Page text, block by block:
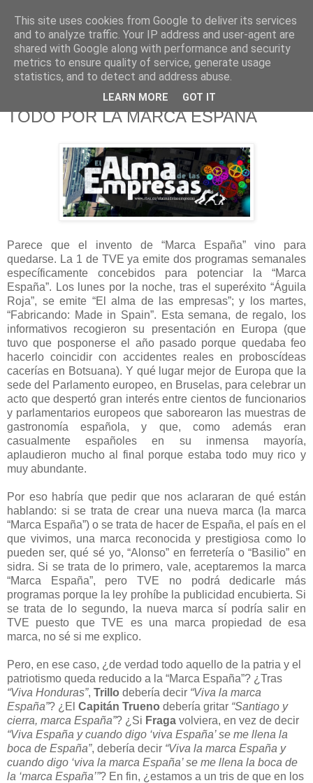
625 RANAS
LA TELEVISIÓN DESDE EL PUNTO DE VISTA BATRACIO
TODO POR LA MARCA ESPAÑA
Parece que el invento de “Marca España” vino para
quedarse. La 1 de TVE ya emite dos programas semanales
específicamente concebidos para potenciar la “Marca
España”. Los lunes por la noche, tras el superéxito “Águila
Roja”, se emite “El alma de las empresas”; y los martes,
“Fabricando: Made in Spain”. Esta semana, de regalo, los
informativos recogieron su presentación en Europa (que
tuvo que posponerse el año pasado porque quedaba feo
hacerlo coincidir con accidentes reales en proboscídeas
cacerías en Botsuana). Y qué lugar mejor de Europa que la
sede del Parlamento europeo, en Bruselas, para celebrar un
acto que despertó gran interés entre cientos de funcionarios
y parlamentarios europeos que saborearon las muestras de
gastronomía española, y que, como además eran
casualmente españoles en su inmensa mayoría,
aplaudieron mucho al final porque estaba todo muy rico y
muy abundante.
Por eso habría que pedir que nos aclararan de qué están
hablando: si se trata de crear una nueva marca (la marca
“Marca España”) o se trata de hacer de España, el país en el
que vivimos, una marca reconocida y prestigiosa como lo
pueden ser, qué sé yo, “Alonso” en ferretería o “Basilio” en
sidra. Si se trata de lo primero, vale, aceptaremos la marca
“Marca España”, pero TVE no podrá dedicarle más
programas porque la ley prohíbe la publicidad encubierta. Si
se trata de lo segundo, la nueva marca sí podría salir en
TVE puesto que TVE es una marca propiedad de esa
marca, no sé si me explico.
Pero, en ese caso, ¿de verdad todo aquello de la patria y el
patriotismo queda reducido a la “Marca España”? ¿Tras
“Viva Honduras”, Trillo debería decir “Viva la marca
España”? ¿El Capitán Trueno debería gritar “Santiago y
cierra, marca España”? ¿Si Fraga volviera, en vez de decir
“Viva España y cuando digo ‘viva España’ se me llena la
boca de España”, debería decir “Viva la marca España y
cuando digo ‘viva la marca España’ se me llena la boca de
la ‘marca España’”? En fin, ¿estamos a un tris de que en los
This site uses cookies from Google to deliver its services
and to analyze traffic. Your IP address and user-agent are
shared with Google along with performance and security
metrics to ensure quality of service, generate usage
statistics, and to detect and address abuse.
LEARN MORE GOT IT